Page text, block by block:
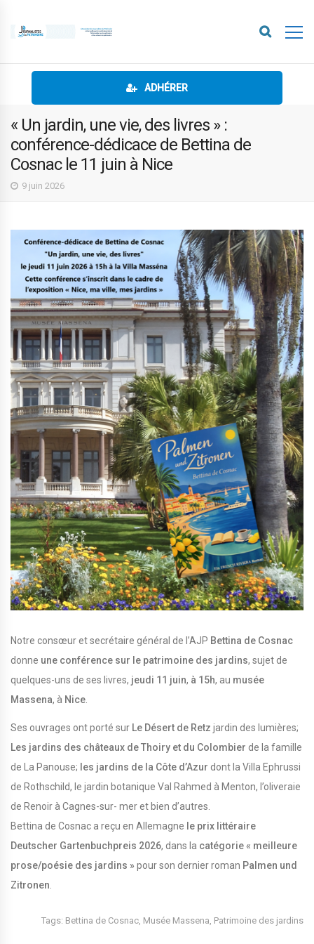
ADHÉRER
« Un jardin, une vie, des livres » :
conférence-dédicace de Bettina de
Cosnac le 11 juin à Nice
9 juin 2026
Notre consœur et secrétaire général de l’AJP Bettina de Cosnac
donne une conférence sur le patrimoine des jardins, sujet de
quelques-uns de ses livres, jeudi 11 juin, à 15h, au musée
Massena, à Nice.
Ses ouvrages ont porté sur Le Désert de Retz jardin des lumières;
Les jardins des châteaux de Thoiry et du Colombier de la famille
de La Panouse; les jardins de la Côte d’Azur dont la Villa Ephrussi
de Rothschild, le jardin botanique Val Rahmed à Menton, l’oliveraie
de Renoir à Cagnes-sur- mer et bien d’autres.
Bettina de Cosnac a reçu en Allemagne le prix littéraire
Deutscher Gartenbuchpreis 2026, dans la catégorie « meilleure
prose/poésie des jardins » pour son dernier roman Palmen und
Zitronen.
Tags: Bettina de Cosnac, Musée Massena, Patrimoine des jardins